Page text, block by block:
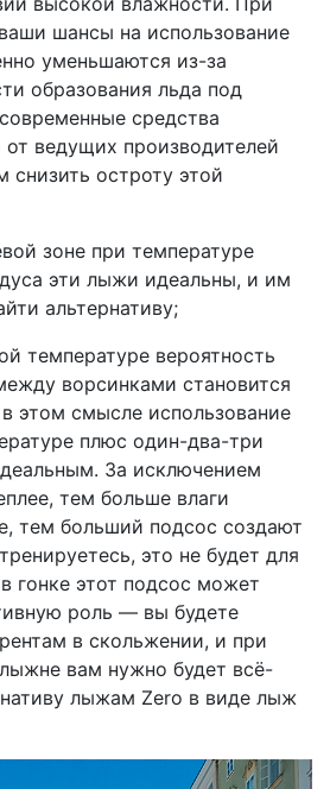
шансы на использование
уменьшаются из-за
образования льда под
средства
ведущих производителей
снизить остроту этой
зоне при температуре
эти лыжи идеальны, и им
альтернативу;
вероятность
ворсинками становится
этом смысле использование
плюс один-два-три
За исключением
тем больше влаги
тем больший подсос создают
это не будет для
гонке этот подсос может
роль — вы будете
в скольжении, и при
вам нужно будет всё-
лыжам Zero в виде лыж